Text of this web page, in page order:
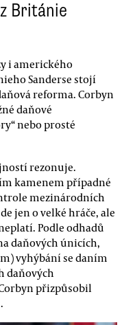
Británie
i amerického
Sanderse stojí
reforma. Corbyn
daňové
nebo prosté
rezonuje.
kamenem případné
mezinárodních
jen o velké hráče, ale
Podle odhadů
daňových únicích,
vyhýbání se daním
daňových
přizpůsobil